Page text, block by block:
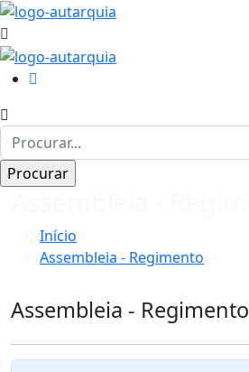
Início
Assembleia - Regimento
Assembleia - Regimento